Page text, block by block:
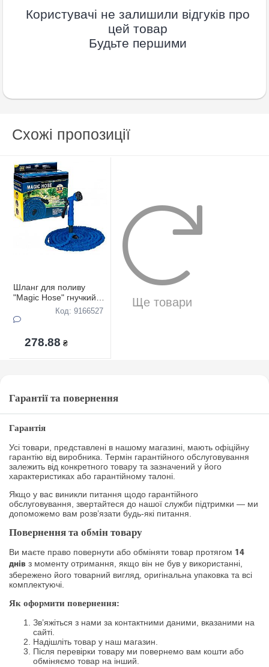
Користувачі не залишили відгуків про
цей товар
Будьте першими
Схожі пропозиції
Шланг для поливу
"Magic Hose" гнучкий
Код: 9166527
278.88 ₴
Ще товари
Гарантії та повернення
Гарантія
Усі товари, представлені в нашому магазині, мають офіційну
гарантію від виробника. Термін гарантійного обслуговування
залежить від конкретного товару та зазначений у його
характеристиках або гарантійному талоні.
Якщо у вас виникли питання щодо гарантійного
обслуговування, звертайтеся до нашої служби підтримки — ми
допоможемо вам розв’язати будь-які питання.
Повернення та обмін товару
Ви маєте право повернути або обміняти товар протягом 14
днів з моменту отримання, якщо він не був у використанні,
збережено його товарний вигляд, оригінальна упаковка та всі
комплектуючі.
Як оформити повернення:
Зв’яжіться з нами за контактними даними, вказаними на
сайті.
Надішліть товар у наш магазин.
Після перевірки товару ми повернемо вам кошти або
обміняємо товар на інший.